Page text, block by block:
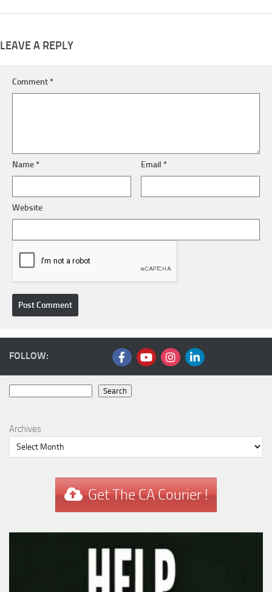
LEAVE A REPLY
Comment*
Name* Email*
Website
FOLLOW:
Search
Archives
Get The CA Courier !